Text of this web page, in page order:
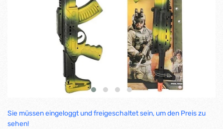
Sie müssen eingeloggt und freigeschaltet sein, um den Preis zu
sehen!